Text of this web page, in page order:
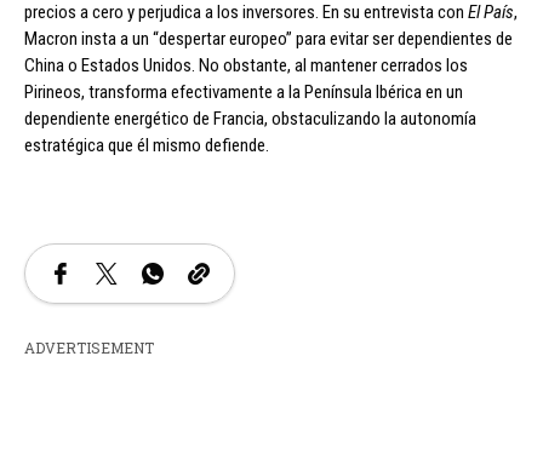
precios a cero y perjudica a los inversores. En su entrevista con El País,
Macron insta a un “despertar europeo” para evitar ser dependientes de
China o Estados Unidos. No obstante, al mantener cerrados los
Pirineos, transforma efectivamente a la Península Ibérica en un
dependiente energético de Francia, obstaculizando la autonomía
estratégica que él mismo defiende.
ADVERTISEMENT